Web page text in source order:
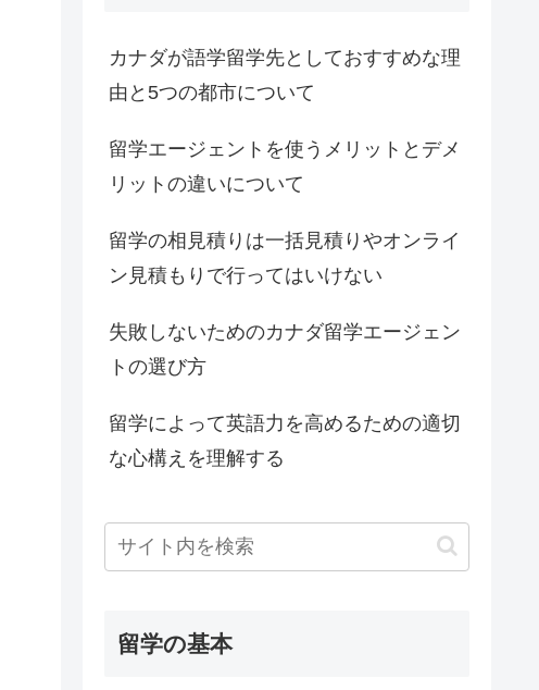
カナダが語学留学先としておすすめな理
由と5つの都市について
留学エージェントを使うメリットとデメ
リットの違いについて
留学の相見積りは一括見積りやオンライ
ン見積もりで行ってはいけない
失敗しないためのカナダ留学エージェン
トの選び方
留学によって英語力を高めるための適切
な心構えを理解する
留学の基本